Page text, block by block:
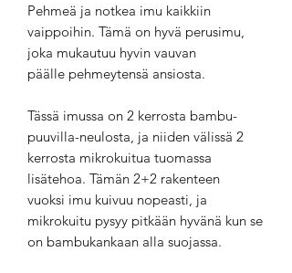
Pehmeä ja notkea imu kaikkiin
vaippoihin. Tämä on hyvä perusimu,
joka mukautuu hyvin vauvan
päälle pehmeytensä ansiosta.
Tässä imussa on 2 kerrosta bambu-
puuvilla-neulosta, ja niiden välissä 2
kerrosta mikrokuitua tuomassa
lisätehoa. Tämän 2+2 rakenteen
vuoksi imu kuivuu nopeasti, ja
mikrokuitu pysyy pitkään hyvänä kun se
on bambukankaan alla suojassa.